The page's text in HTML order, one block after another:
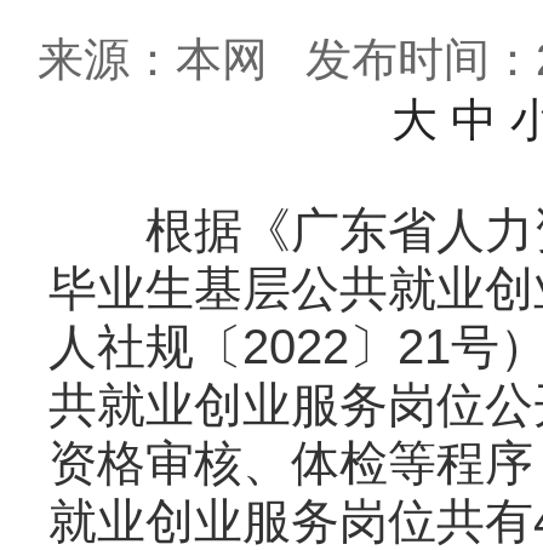
来源：本网
发布时间
大 中
根据《广东省人力
毕业生基层公共就业
人社规〔2022〕21号
共就业创业服务岗位
资格审核、体检等程
就业创业服务岗位共